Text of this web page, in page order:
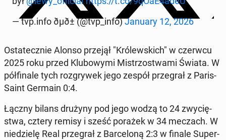
— tvp.info ðµð± (@tvp_info)January 12, 2026
Osta­tecz­nie Alonso przejął "Kró­lew­skich" w czerwcu
2025 roku przed Klu­bo­wy­mi Mi­strzo­stwa­mi Świata. W
pół­fi­na­le tych roz­gry­wek jego zespół prze­grał z Paris-
Saint Germain 0:4.
Łączny bilans drużyny pod jego wodzą to 24 zwy­cię­
stwa, cztery remisy i sześć porażek w 34 meczach. W
nie­dzie­lę Real prze­grał z Bar­ce­lo­ną 2:3 w finale Su­per­